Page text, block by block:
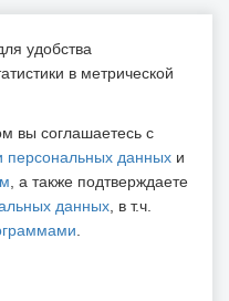
данных
данных
данных, собираемых
удобства
в метрической
вы соглашаетесь с
персональных данных и
, а также подтверждаете
данных , в т.ч.